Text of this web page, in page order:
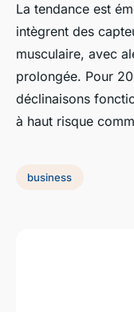
La tendance est
intègrent des
musculaire, avec
prolongée. Pour
déclinaisons
à haut risque
business